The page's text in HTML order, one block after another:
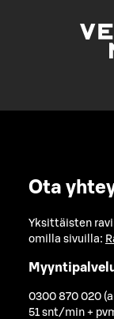
Ota
Yksittäisten
omilla sivuilla:
0300 870 020
51 snt/min +